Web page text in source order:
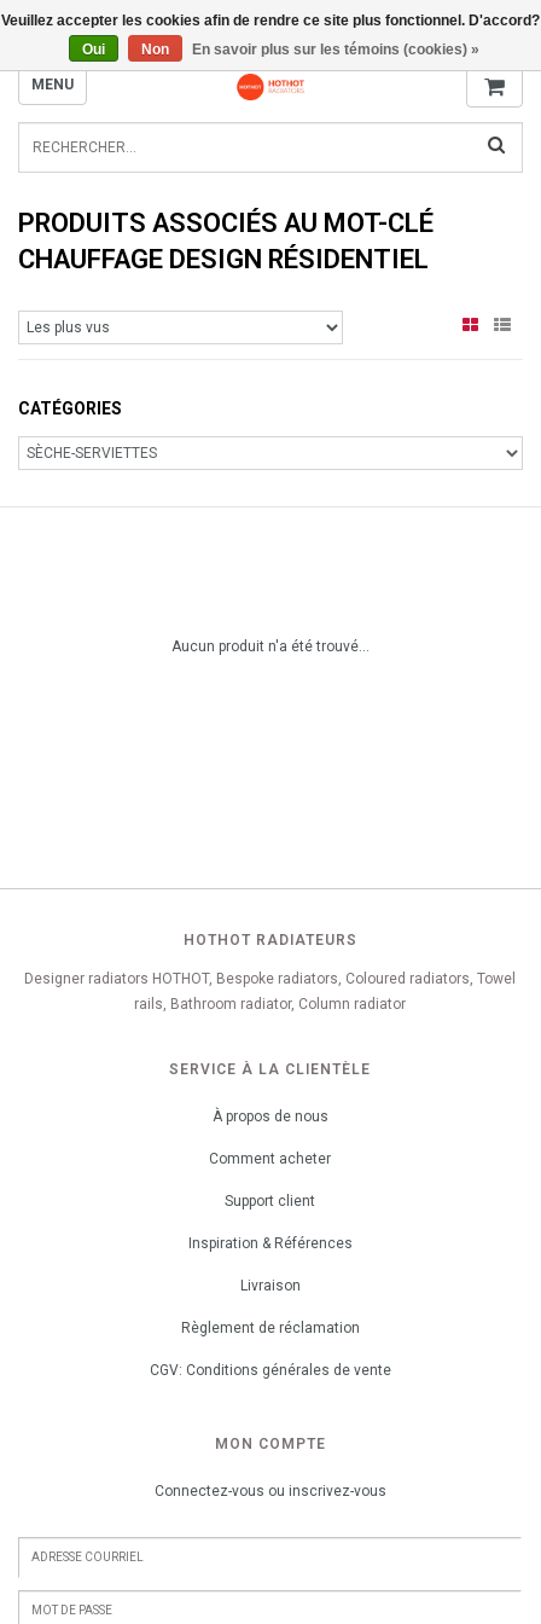
INFO@RADIATORS.SHOP
MENU
PRODUITS ASSOCIÉS AU MOT-CLÉ
CHAUFFAGE DESIGN RÉSIDENTIEL
CATÉGORIES
Aucun produit n'a été trouvé...
HOTHOT RADIATEURS
Designer radiators HOTHOT, Bespoke radiators, Coloured radiators, Towel
rails, Bathroom radiator, Column radiator
SERVICE À LA CLIENTÈLE
À propos de nous
Comment acheter
Support client
Inspiration & Références
Livraison
Règlement de réclamation
CGV: Conditions générales de vente
MON COMPTE
Connectez-vous ou inscrivez-vous
Veuillez accepter les cookies afin de rendre ce site plus fonctionnel. D'accord?
Oui
Non En savoir plus sur les témoins (cookies) »